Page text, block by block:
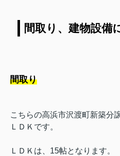
間取り、建物設備
間取り
こちらの高浜市沢渡町新築分
ＬＤＫです。
ＬＤＫは、15帖となります。